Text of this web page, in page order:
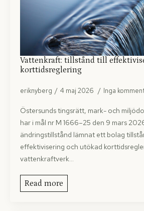
Vattenkraft: tillstånd till
korttidsreglering
eriknyberg 4 maj 2026 Inga
Östersunds tingsrätt, mark- och
har i mål nr M 1666–25 den 9 mars
ändringstillstånd lämnat ett bolag
effektivisering och utökad
vattenkraftverk…
Read more